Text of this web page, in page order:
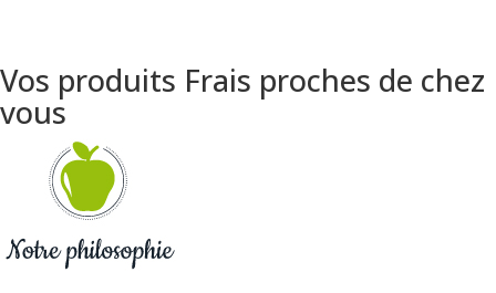
Vos produits Frais proches de chez
vous